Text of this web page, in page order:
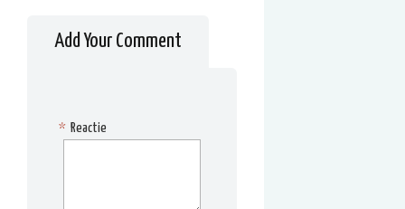
Add Your Comment
Reactie
*